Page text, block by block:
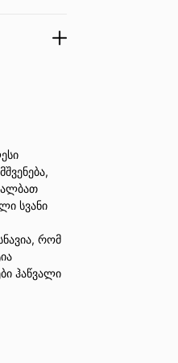
ალბათ
სვანი
რომ
ჰაწვალი